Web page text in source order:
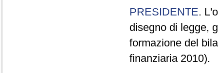
PRESIDENTE.
disegno di legge,
formazione del
finanziaria 2010).